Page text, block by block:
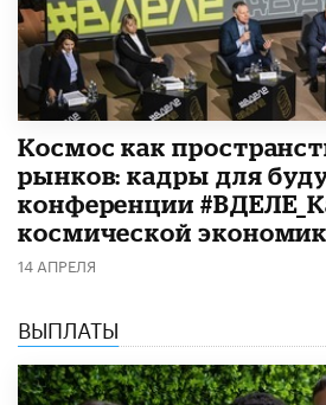
Космос как
рынков: кадры для
конференции
космической
14 АПРЕЛЯ
ВЫПЛАТЫ